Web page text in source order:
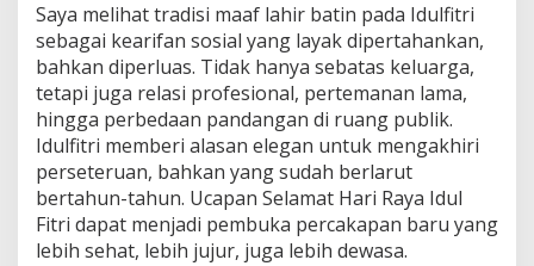
Saya melihat tradisi maaf lahir batin pada Idulfitri
sebagai kearifan sosial yang layak dipertahankan,
bahkan diperluas. Tidak hanya sebatas keluarga,
tetapi juga relasi profesional, pertemanan lama,
hingga perbedaan pandangan di ruang publik.
Idulfitri memberi alasan elegan untuk mengakhiri
perseteruan, bahkan yang sudah berlarut
bertahun-tahun. Ucapan Selamat Hari Raya Idul
Fitri dapat menjadi pembuka percakapan baru yang
lebih sehat, lebih jujur, juga lebih dewasa.